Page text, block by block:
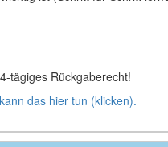
tägiges Rückgaberecht!
das hier tun (klicken).